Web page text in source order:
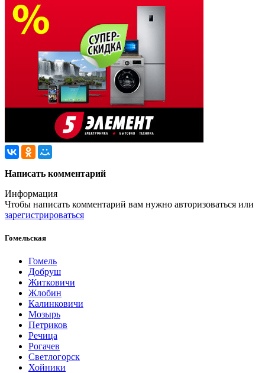
Написать комментарий
Информация
Чтобы написать комментарий вам нужно авторизоваться или
зарегистрироваться
Гомельская
Гомель
Добруш
Житковичи
Жлобин
Калинковичи
Мозырь
Петриков
Речица
Рогачев
Светлогорск
Хойники